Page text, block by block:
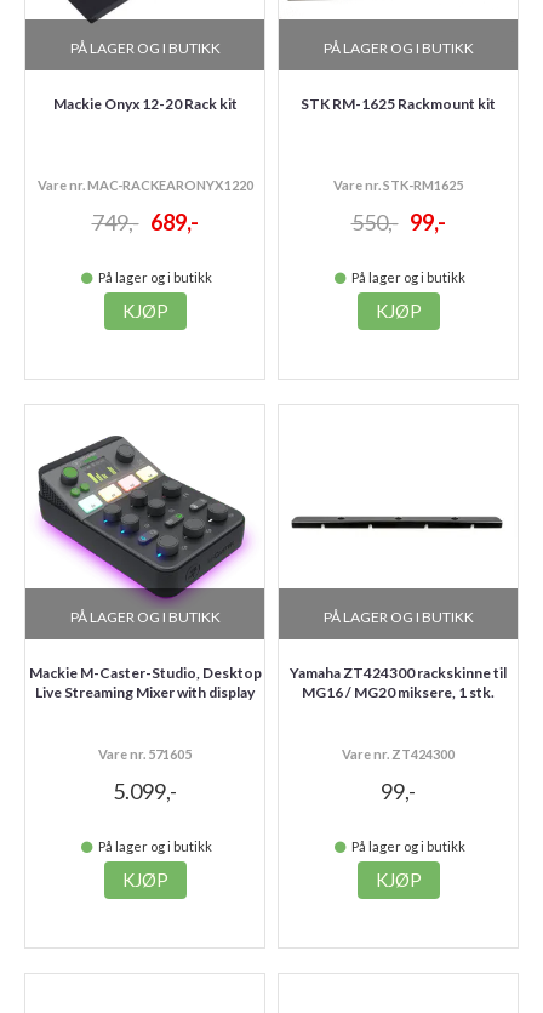
PÅ LAGER OG I BUTIKK
Mackie Onyx 12-20 Rack kit
Vare nr. MAC-RACKEARONYX1220
749,- 689,-
På lager og i butikk
KJØP
PÅ LAGER OG I BUTIKK
STK RM-1625 Rackmount kit
Vare nr. STK-RM1625
550,- 99,-
På lager og i butikk
KJØP
PÅ LAGER OG I BUTIKK
Mackie M-Caster-Studio, Desktop
Live Streaming Mixer with display
Vare nr. 571605
5.099,-
På lager og i butikk
KJØP
PÅ LAGER OG I BUTIKK
Yamaha ZT424300 rackskinne til
MG16 / MG20 miksere, 1 stk.
Vare nr. ZT424300
99,-
På lager og i butikk
KJØP